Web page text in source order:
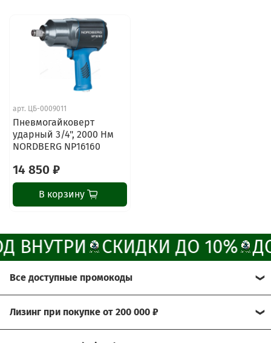
арт. ЦБ-0009011
Пневмогайковерт
ударный 3/4", 2000 Нм
NORDBERG NP16160
14 850 ₽
В корзину
ВНУТРИ СКИДКИ ДО 10%
Все доступные промокоды
Мы рады предложить Вам возможность
Лизинг при покупке от 200 000 ₽
ChatApp
online
Наши мессенджеры
Свяжитесь с нами через любой удобный
мессенджер!
Отдел продаж и сервис
Позвонить
Группа Вконтакте
Канал MAX